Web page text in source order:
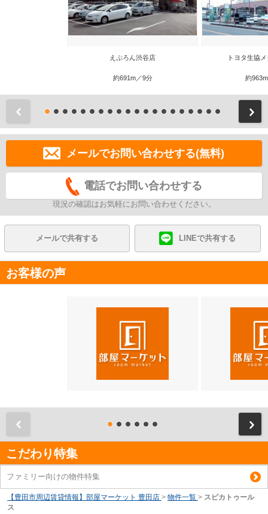
えぷろん渋谷店
約691m／9分
トヨタ生協
約
メールでお問い合わせする(無料)
電話でお問い合わせする
現況の確認はお気軽にお問い合わせください。
メールで共有する LINEで共有する
お客様の声
こだわり特集
ファミリー向けの物件特集
【豊田市周辺賃貸情報】部屋マーケット 豊田店 > 物件一覧 > スピカトゥール
ス